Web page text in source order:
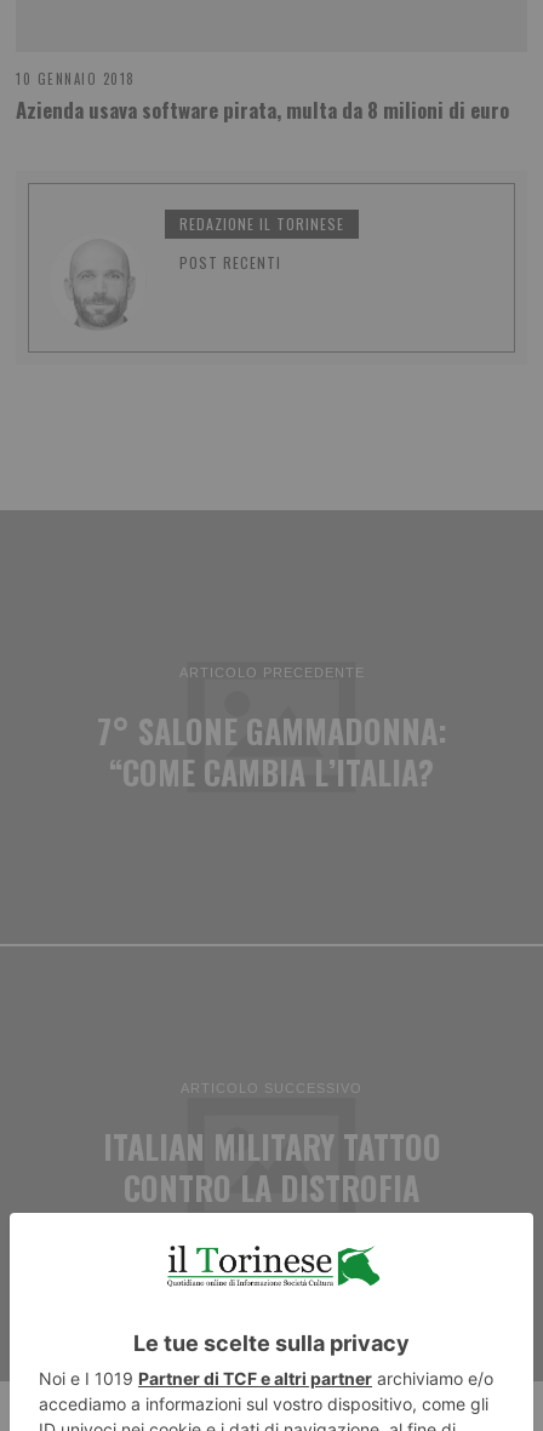
10 GENNAIO 2018
Azienda usava software pirata, multa da 8 milioni di euro
REDAZIONE IL TORINESE
POST RECENTI
ARTICOLO PRECEDENTE
7° SALONE GAMMADONNA:
“COME CAMBIA L’ITALIA?
ARTICOLO SUCCESSIVO
ITALIAN MILITARY TATTOO
CONTRO LA DISTROFIA
MUSCOLARE